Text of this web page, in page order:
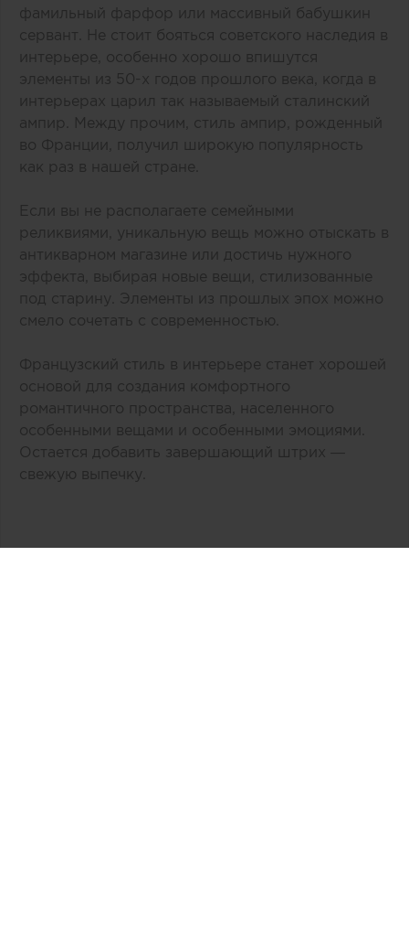
фамильный фарфор или массивный бабушкин
сервант. Не стоит бояться советского наследия в
интерьере, особенно хорошо впишутся
элементы из 50-х годов прошлого века, когда в
интерьерах царил так называемый сталинский
ампир. Между прочим, стиль ампир, рожденный
во Франции, получил широкую популярность
как раз в нашей стране.
Если вы не располагаете семейными
реликвиями, уникальную вещь можно отыскать в
антикварном магазине или достичь нужного
эффекта, выбирая новые вещи, стилизованные
под старину. Элементы из прошлых эпох можно
смело сочетать с современностью.
Французский стиль в интерьере станет хорошей
основой для создания комфортного
романтичного пространства, населенного
особенными вещами и особенными эмоциями.
Остается добавить завершающий штрих —
свежую выпечку.